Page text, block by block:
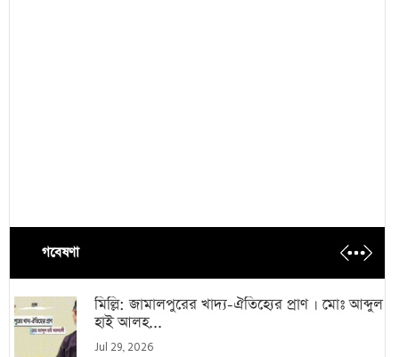
গবেষণা
মিল্লি: জামালপুরের খাদ্য-ঐতিহ্যের প্রাণ । মোঃ আব্দুল
হাই আলহ...
Jul 29, 2026